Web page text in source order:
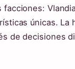
únicas.
de decisiones